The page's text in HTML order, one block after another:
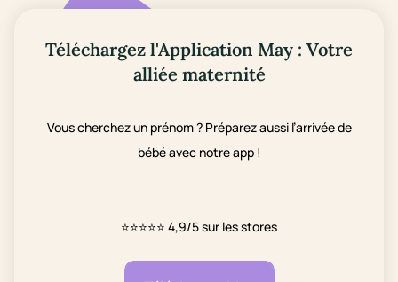
Téléchargez l'Application May : Votre
alliée maternité
Vous cherchez un prénom ? Préparez aussi l’arrivée de
bébé avec notre app !
⭐⭐⭐⭐⭐ 4,9/5 sur les stores